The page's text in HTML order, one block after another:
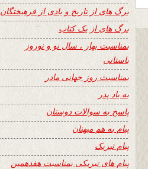
برگ های از تاریخ و یادی از فرهیختگان
برگ های از یک کتاب
بمناسبت بهار ، سال نو و نوروز
باستانی
بمناسبت روز جهانی مادر
به یاد پدر
پاسخ به سوالات دوستان
پیام به هم میهنان
پیام تبریک
پیام های تبریکی بمناسبت هفدهمین